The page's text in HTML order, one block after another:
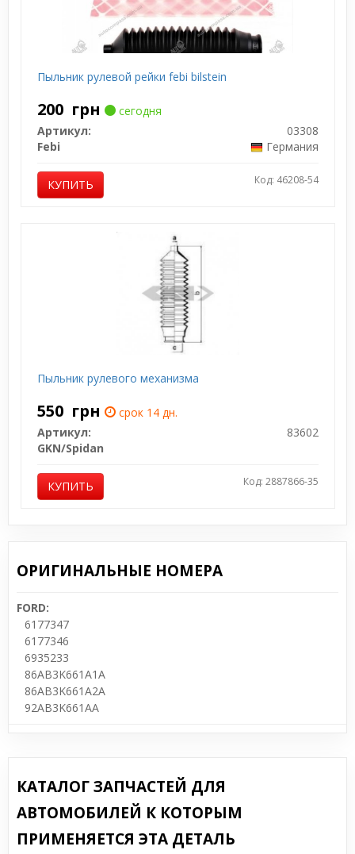
Пыльник рулевой рейки febi bilstein
200 грн
сегодня
Артикул:
03308
Febi
Германия
КУПИТЬ Код: 46208-54
Пыльник рулевого механизма
550 грн
срок 14 дн.
Артикул:
83602
GKN/Spidan
КУПИТЬ Код: 2887866-35
ОРИГИНАЛЬНЫЕ НОМЕРА
FORD:
6177347
6177346
6935233
86AB3K661A1A
86AB3K661A2A
92AB3K661AA
КАТАЛОГ ЗАПЧАСТЕЙ ДЛЯ
АВТОМОБИЛЕЙ К КОТОРЫМ
ПРИМЕНЯЕТСЯ ЭТА ДЕТАЛЬ